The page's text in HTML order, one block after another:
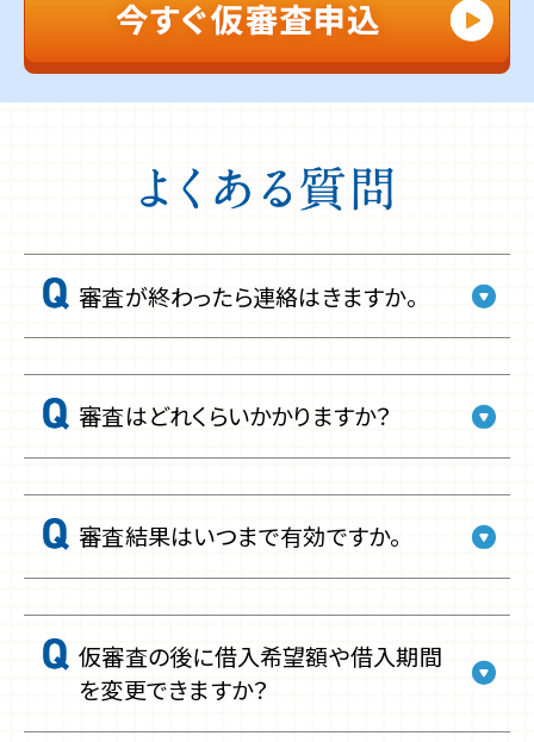
審査が終わったら連絡はきますか。
審査はどれくらいかかりますか？
審査結果はいつまで有効ですか。
仮審査の後に借入希望額や借入期間
を変更できますか？